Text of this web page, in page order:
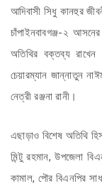
আদিবাসী সিধু কানহুর
চাঁপাইনবাবগঞ্জ-২
অতিথির বক্তব্য রাখেন
চেয়ারম্যান জান্নাতুন
নেত্রী রঞ্জনা রানী।
এছাড়াও বিশেষ অতিথি
মিন্টু রহমান, উপজেলা
কামাল, পৌর বিএনপির